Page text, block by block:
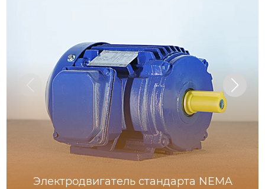
Электродвигатель стандарта NEMA